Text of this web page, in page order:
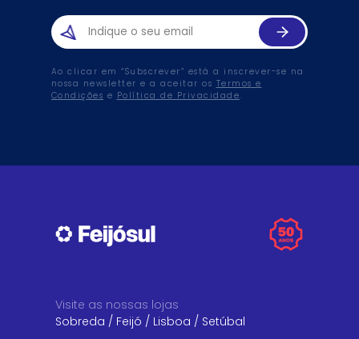
Ao clicar em “Subscrever” está a inscrever-se na
nossa newsletter e a aceitar os Termos e
Condições e Política de Privacidade.
Visite as nossas lojas
Sobreda / Feijó / Lisboa / Setúbal